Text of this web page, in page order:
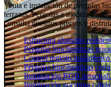
Venta e instalación de pérgolas
terrazas. Pérgolas a medida
consulta nuestros precios y
Estructura aluminio
Pérgolas bioclimáticas
Control remoto
Pérgolas bioclimáticas
Iluminación RGB
Iluminación nocturna